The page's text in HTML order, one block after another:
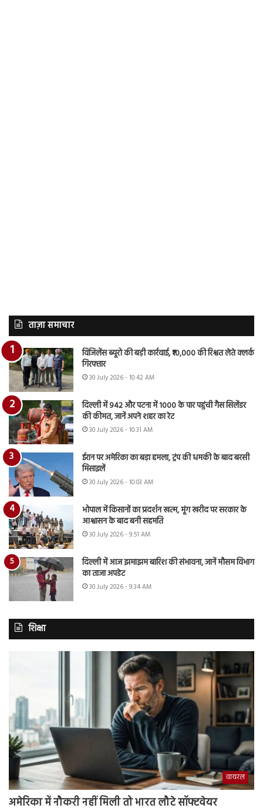
ताज़ा समाचार
विजिलेंस ब्यूरो की बड़ी कार्रवाई, ₹10,000 की रिश्वत लेते क्लर्क
गिरफ्तार
30 July 2026 - 10:42 AM
दिल्ली में 942 और पटना में 1000 के पार पहुंची गैस सिलेंडर
की कीमत, जानें अपने शहर का रेट
30 July 2026 - 10:31 AM
ईरान पर अमेरिका का बड़ा हमला, ट्रंप की धमकी के बाद बरसी
मिसाइलें
30 July 2026 - 10:03 AM
भोपाल में किसानों का प्रदर्शन खत्म, मूंग खरीद पर सरकार के
आश्वासन के बाद बनी सहमति
30 July 2026 - 9:51 AM
दिल्ली में आज झमाझम बारिश की संभावना, जानें मौसम विभाग
का ताजा अपडेट
30 July 2026 - 9:34 AM
शिक्षा
वायरल
अमेरिका में नौकरी नहीं मिली तो भारत लौटे सॉफ्टवेयर